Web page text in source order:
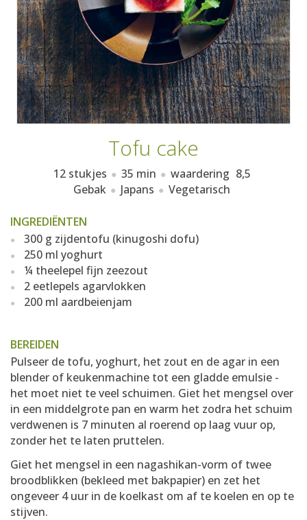
KOOKBOEKEN
Tofu cake
12 stukjes 35 min waardering 8,5
Gebak
Japans Vegetarisch
INGREDIËNTEN
300 g zijdentofu (kinugoshi dofu)
250 ml yoghurt
¼ theelepel fijn zeezout
2 eetlepels agarvlokken
200 ml aardbeienjam
BEREIDEN
Pulseer de tofu, yoghurt, het zout en de agar in een
blender of keukenmachine tot een gladde emulsie -
het moet niet te veel schuimen. Giet het mengsel over
in een middelgrote pan en warm het zodra het schuim
verdwenen is 7 minuten al roerend op laag vuur op,
zonder het te laten pruttelen.
Giet het mengsel in een nagashikan-vorm of twee
broodblikken (bekleed met bakpapier) en zet het
ongeveer 4 uur in de koelkast om af te koelen en op te
stijven.